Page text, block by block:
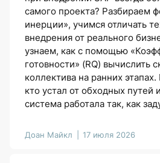
самого проекта? Разбираем
инерции», учимся отличать
внедрения от реального
узнаем, как с помощью
готовности» (RQ) вычислить
коллектива на ранних
кто устал от обходных путей
система работала так, как
Доан Майкл 17 июля 2026